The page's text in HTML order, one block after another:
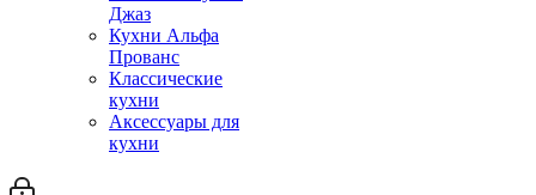
Джаз
Кухни Альфа
Прованс
Классические
кухни
Аксессуары для
кухни